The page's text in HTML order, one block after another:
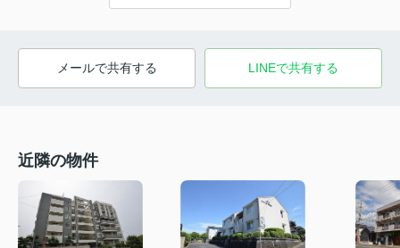
メールで共有する LINEで共有する
近隣の物件